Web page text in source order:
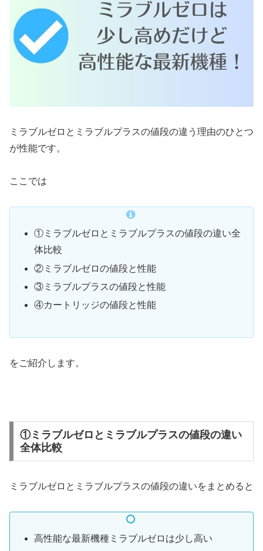
ミラブルゼロとミラブルプラスの値段の違う理由のひとつ
が性能です。
ここでは
①ミラブルゼロとミラブルプラスの値段の違い全
体比較
②ミラブルゼロの値段と性能
③ミラブルプラスの値段と性能
④カートリッジの値段と性能
をご紹介します。
①ミラブルゼロとミラブルプラスの値段の違い
全体比較
ミラブルゼロとミラブルプラスの値段の違いをまとめると
高性能な最新機種ミラブルゼロは少し高い